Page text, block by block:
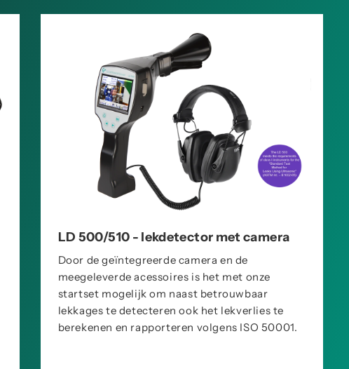
LD 500/510 - lekdetector met camera
Door de geïntegreerde camera en de
meegeleverde acessoires is het met onze
startset mogelijk om naast betrouwbaar
lekkages te detecteren ook het lekverlies te
berekenen en rapporteren volgens ISO 50001.